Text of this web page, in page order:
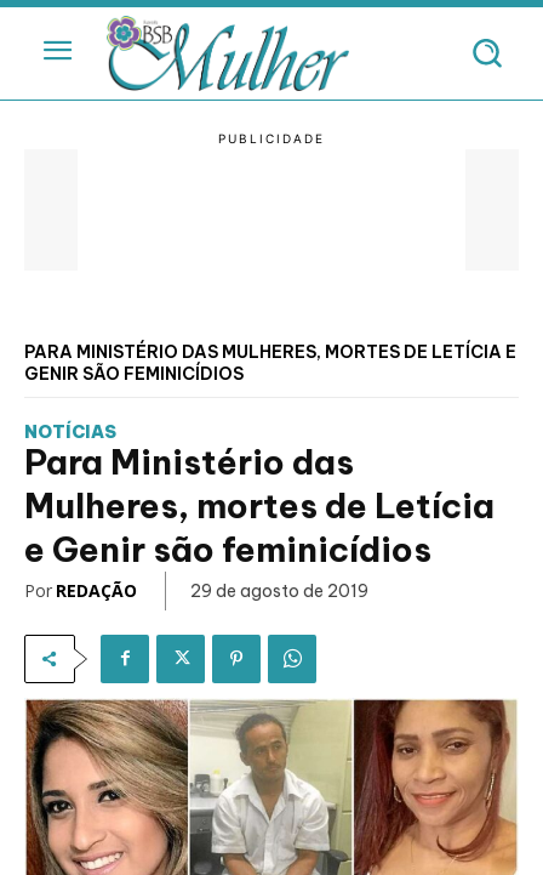
PARA MINISTÉRIO DAS MULHERES, MORTES DE LETÍCIA E
GENIR SÃO FEMINICÍDIOS
NOTÍCIAS
Para Ministério das
Mulheres, mortes de Letícia
e Genir são feminicídios
Por REDAÇÃO 29 de agosto de 2019